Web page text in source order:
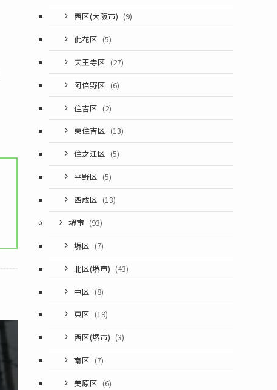
西区(大阪市) (9)
此花区 (5)
天王寺区 (27)
阿倍野区 (6)
住吉区 (2)
東住吉区 (13)
住之江区 (5)
平野区 (5)
西成区 (13)
堺市 (93)
堺区 (7)
北区(堺市) (43)
中区 (8)
東区 (19)
西区(堺市) (3)
南区 (7)
美原区 (6)